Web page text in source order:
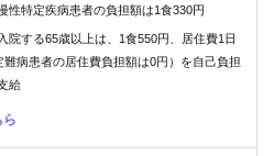
性特定疾病患者の負担額は1食330円
院する65歳以上は、1食550円、居住費1日
難病患者の居住費負担額は0円）を自己負担
給
ら